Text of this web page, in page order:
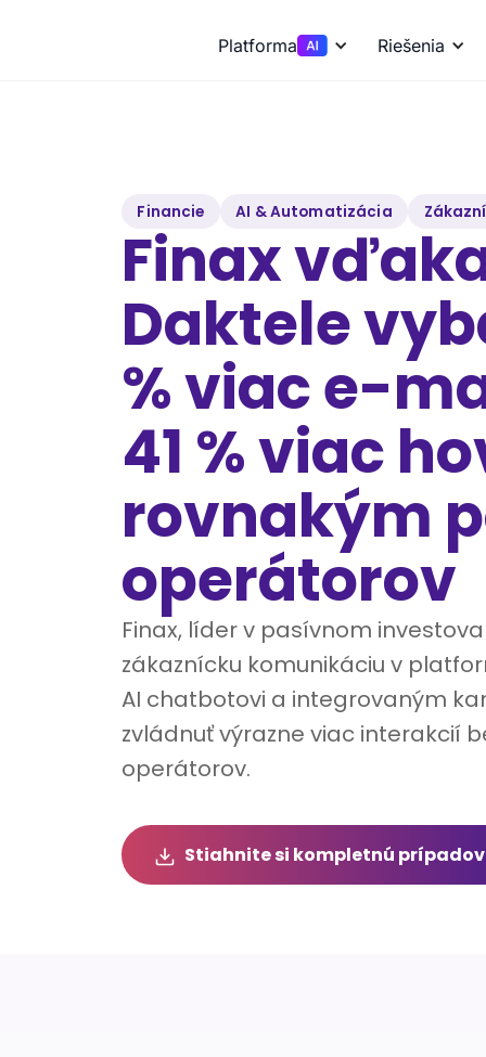
Platforma Riešenia
Financie AI & Automatizácia
Finax
Daktele
% viac e-
41 % viac
rovnakým
operátorov
Finax, líder v pasívnom
zákaznícku komunikáciu v
AI chatbotovi a integrovaným
zvládnuť výrazne viac interakcií
operátorov.
Stiahnite si kompletnú